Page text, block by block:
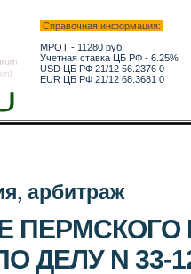
Справочная информация:
МРОТ - 11280 руб.
Учетная ставка ЦБ РФ - 6.25%
USD ЦБ РФ 21/12 56.2376 0
EUR ЦБ РФ 21/12 68.3681 0
арбитраж
ПЕРМСКОГО
ДЕЛУ N 33-